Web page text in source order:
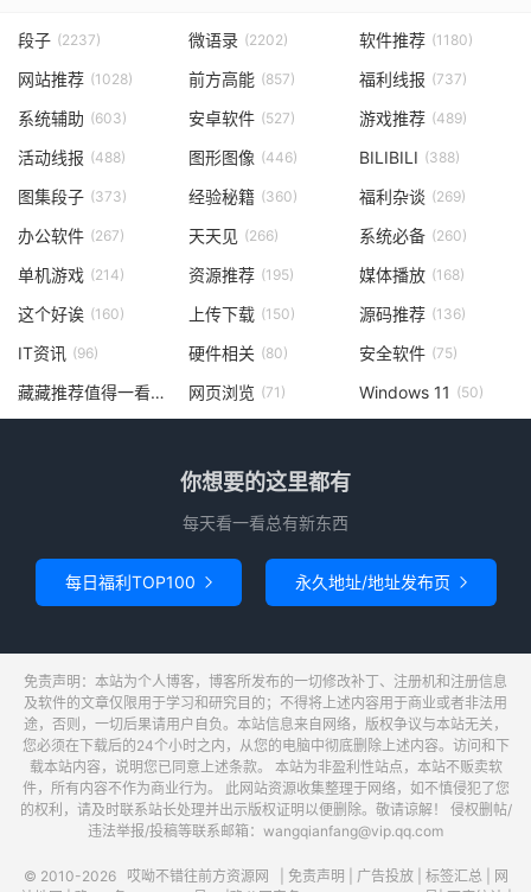
段子 (2237) 微语录 (2202) 软件推荐 (1180)
网站推荐 (1028) 前方高能 (857) 福利线报 (737)
系统辅助 (603) 安卓软件 (527) 游戏推荐 (489)
活动线报 (488) 图形图像 (446) BILIBILI (388)
图集段子 (373) 经验秘籍 (360) 福利杂谈 (269)
办公软件 (267) 天天见 (266) 系统必备 (260)
单机游戏 (214) 资源推荐 (195) 媒体播放 (168)
这个好诶 (160) 上传下载 (150) 源码推荐 (136)
IT资讯 (96) 硬件相关 (80) 安全软件 (75)
藏藏推荐值得一看(73) 网页浏览 (71) Windows 11 (50)
你想要的这里都有
每天看一看总有新东西
每日福利TOP100  永久地址/地址发布页 
免责声明：本站为个人博客，博客所发布的一切修改补丁、注册机和注册信息
及软件的文章仅限用于学习和研究目的；不得将上述内容用于商业或者非法用
途，否则，一切后果请用户自负。本站信息来自网络，版权争议与本站无关，
您必须在下载后的24个小时之内，从您的电脑中彻底删除上述内容。访问和下
载本站内容，说明您已同意上述条款。 本站为非盈利性站点，本站不贩卖软
件，所有内容不作为商业行为。 此网站资源收集整理于网络，如不慎侵犯了您
的权利，请及时联系站长处理并出示版权证明以便删除。敬请谅解！ 侵权删帖/
违法举报/投稿等联系邮箱：wangqianfang@vip.qq.com
© 2010-2026 哎呦不错往前方资源网 免责声明 广告投放| 标签汇总|
网